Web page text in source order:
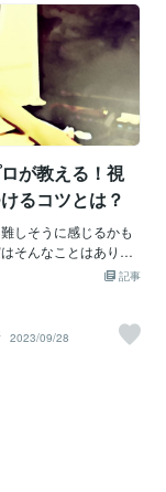
が教える！視
るコツとは？
しそうに感じるかも
そんなことはありま
クリエイティブな世
すれば、あなたの思
メッセージを視聴者
ます。 しかし、ただ
者を惹きつける動画
、バズる動画編集の
記事
2023/09/28